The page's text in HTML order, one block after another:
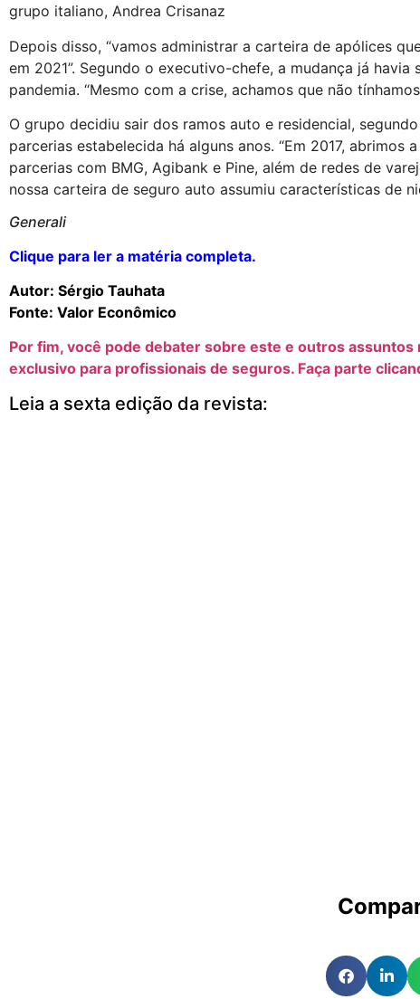
grupo italiano, Andrea Crisanaz
Depois disso, “vamos administrar a carteira de apólices
em 2021”. Segundo o executivo-chefe, a mudança já
pandemia. “Mesmo com a crise, achamos que não
O grupo decidiu sair dos ramos auto e residencial,
parcerias estabelecida há alguns anos. “Em 2017,
parcerias com BMG, Agibank e Pine, além de redes de
nossa carteira de seguro auto assumiu características de
Generali
Clique para ler a matéria completa.
Autor: Sérgio Tauhata
Fonte: Valor Econômico
Por fim, você pode debater sobre este e outros
exclusivo para profissionais de seguros. Faça parte
Leia a sexta edição da revista: